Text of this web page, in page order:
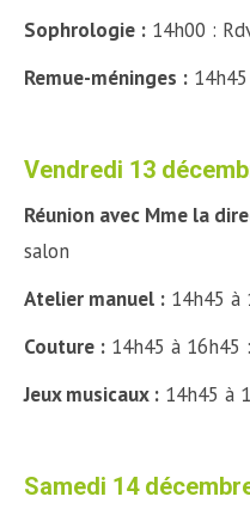
Sophrologie : 14h00 :
Remue-méninges :
Vendredi 13
Réunion avec Mme la
salon
Atelier manuel : 14h45 à
Couture : 14h45 à 16h45
Jeux musicaux : 14h45 à
Samedi 14